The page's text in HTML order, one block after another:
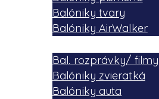
Balóniky tvary
Balóniky AirWalker
Bal. rozprávky/ filmy
Balóniky zvieratká
Balóniky auta